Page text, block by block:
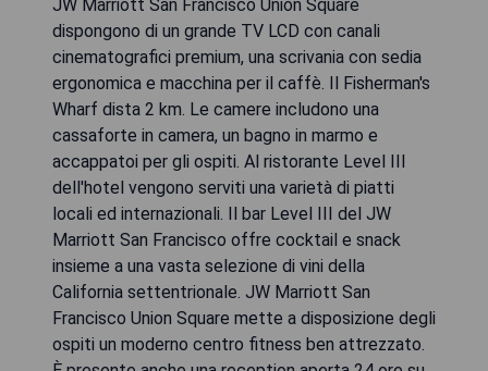
JW Marriott San Francisco Union Square
dispongono di un grande TV LCD con canali
cinematografici premium, una scrivania con sedia
ergonomica e macchina per il caffè. Il Fisherman's
Wharf dista 2 km. Le camere includono una
cassaforte in camera, un bagno in marmo e
accappatoi per gli ospiti. Al ristorante Level III
dell'hotel vengono serviti una varietà di piatti
locali ed internazionali. Il bar Level III del JW
Marriott San Francisco offre cocktail e snack
insieme a una vasta selezione di vini della
California settentrionale. JW Marriott San
Francisco Union Square mette a disposizione degli
ospiti un moderno centro fitness ben attrezzato.